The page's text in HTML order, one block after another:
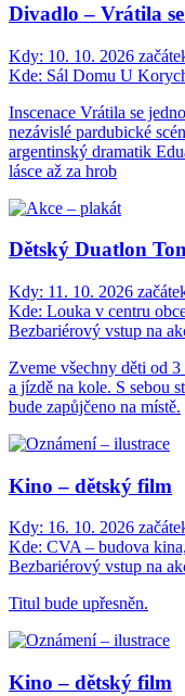
Divadlo – Vrátila
Kdy: 10. 10. 2026
Kde: Sál Domu U
Inscenace Vrátila se
nezávislé pardubické
argentinský dramatik
lásce až za hrob
Dětský Duatlon
Kdy: 11. 10. 2026
Kde: Louka v centru
Bezbariérový vstup na
Zveme všechny děti od
a jízdě na kole. S sebou
bude zapůjčeno na místě.
Kino – dětský film
Kdy: 16. 10. 2026
Kde: CVA – budova
Bezbariérový vstup na
Titul bude upřesněn.
Kino – dětský film